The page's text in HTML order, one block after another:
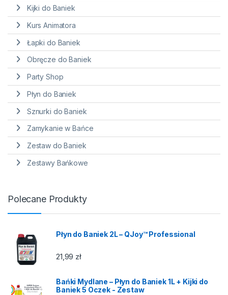
Kijki do Baniek
Kurs Animatora
Łapki do Baniek
Obręcze do Baniek
Party Shop
Płyn do Baniek
Sznurki do Baniek
Zamykanie w Bańce
Zestaw do Baniek
Zestawy Bańkowe
Polecane Produkty
Płyn do Baniek 2L – QJoy™ Professional
21,99 zł
Bańki Mydlane – Płyn do Baniek 1L + Kijki do
Baniek 5 Oczek - Zestaw